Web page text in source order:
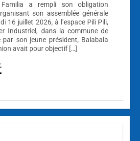
a rempli son obligation
son assemblée générale
16 juillet 2026, à l’espace Pili Pili,
Industriel, dans la commune de
par son jeune président, Balabala
avait pour objectif […]